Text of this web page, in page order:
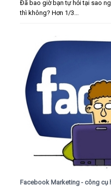
Đã bao giờ bạn tự hỏi tại sao
thì không? Hơn 1/3...
Facebook Marketing - công cụ